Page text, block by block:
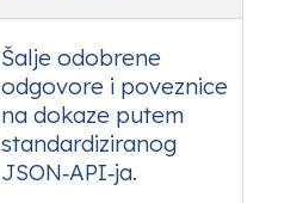
Šalje odobrene
odgovore i poveznice
na dokaze putem
standardiziranog
JSON‑API‑ja.